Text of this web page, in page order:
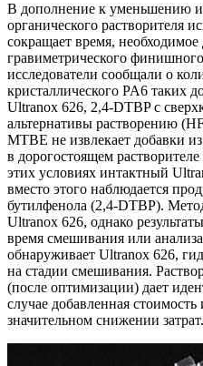
В дополнение к уменьшению
органического растворителя
сокращает время,
гравиметрического
исследователи сообщали о
кристаллического PA6 таких
Ultranox 626, 2,4-DTBP с
альтернативы растворению
MTBE не извлекает добавки
в дорогостоящем
этих условиях интактный
вместо этого наблюдается
бутилфенола (2,4-DTBP).
Ultranox 626, однако
время смешивания или
обнаруживает Ultranox 626,
на стадии смешивания.
(после оптимизации) дает
случае добавленная
значительном снижении затрат.